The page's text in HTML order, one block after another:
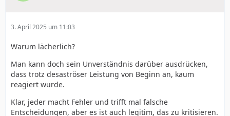
3. April 2025 um 11:03
Warum lächerlich?
Man kann doch sein Unverständnis darüber ausdrücken,
dass trotz desaströser Leistung von Beginn an, kaum
reagiert wurde.
Klar, jeder macht Fehler und trifft mal falsche
Entscheidungen, aber es ist auch legitim, das zu kritisieren.